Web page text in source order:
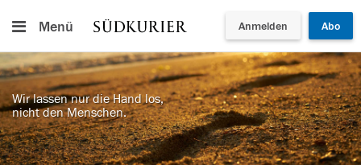
Menü Anmelden Abo
Wir lassen nur die Hand los,
nicht den Menschen.